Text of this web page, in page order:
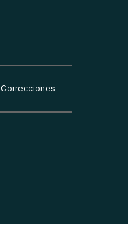
Correcciones